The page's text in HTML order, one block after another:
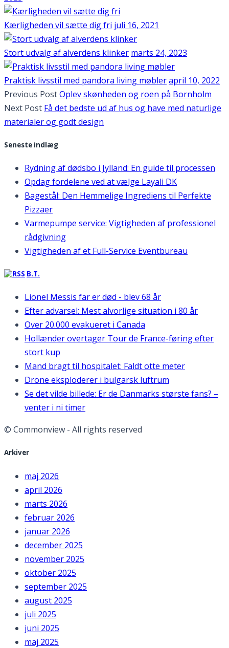
Kærligheden vil sætte dig fri juli 16, 2021
Stort udvalg af alverdens klinker marts 24, 2023
Praktisk livsstil med pandora living møblerapril 10, 2022
Previous PostOplev skønheden og roen på Bornholm
Next Post Få det bedste ud af hus og have med naturlige
materialer og godt design
Seneste indlæg
Rydning af dødsbo i Jylland: En guide til processen
Opdag fordelene ved at vælge Layali DK
Bagestål: Den Hemmelige Ingrediens til Perfekte
Pizzaer
Varmepumpe service: Vigtigheden af professionel
rådgivning
Vigtigheden af et Full-Service Eventbureau
B.T.
Lionel Messis far er død - blev 68 år
Efter advarsel: Mest alvorlige situation i 80 år
Over 20.000 evakueret i Canada
Hollænder overtager Tour de France-føring efter
stort kup
Mand bragt til hospitalet: Faldt otte meter
Drone eksploderer i bulgarsk luftrum
Se det vilde billede: Er de Danmarks største fans? –
venter i ni timer
© Commonview - All rights reserved
Arkiver
maj 2026
april 2026
marts 2026
februar 2026
januar 2026
december 2025
november 2025
oktober 2025
september 2025
august 2025
juli 2025
juni 2025
maj 2025